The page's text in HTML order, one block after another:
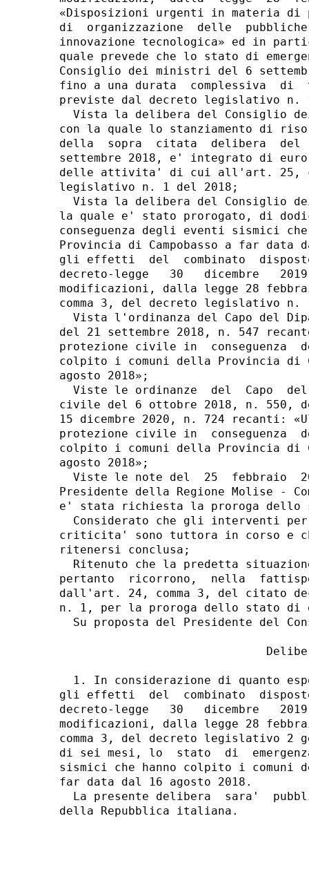
«Disposizioni urgenti in materia
di  organizzazione  delle
innovazione tecnologica» ed in
quale prevede che lo stato di
Consiglio dei ministri del 6
fino a una durata  complessiva
previste dal decreto legislativo n.
Vista la delibera del Consiglio
con la quale lo stanziamento di
della  sopra  citata  delibera
settembre 2018, e' integrato di
delle attivita' di cui all'art. 25,
legislativo n. 1 del 2018;
Vista la delibera del Consiglio
la quale e' stato prorogato, di
conseguenza degli eventi sismici
Provincia di Campobasso a far
gli effetti  del  combinato
decreto-legge   30   dicembre
modificazioni, dalla legge 28
comma 3, del decreto legislativo
Vista l'ordinanza del Capo del
del 21 settembre 2018, n. 547
protezione civile in  conseguenza
colpito i comuni della Provincia di
agosto 2018»;
Viste le ordinanze  del  Capo
civile del 6 ottobre 2018, n. 550,
15 dicembre 2020, n. 724
protezione civile in  conseguenza
colpito i comuni della Provincia di
agosto 2018»;
Viste le note del  25  febbraio
Presidente della Regione Molise -
e' stata richiesta la proroga dello
Considerato che gli interventi
criticita' sono tuttora in corso e
ritenersi conclusa;
Ritenuto che la predetta
pertanto  ricorrono,  nella
dall'art. 24, comma 3, del citato
n. 1, per la proroga dello stato di
Su proposta del Presidente del
1. In considerazione di quanto
gli effetti  del  combinato
decreto-legge   30   dicembre
modificazioni, dalla legge 28
comma 3, del decreto legislativo 2
di sei mesi, lo  stato  di
sismici che hanno colpito i comuni
far data dal 16 agosto 2018.
La presente delibera  sara'
della Repubblica italiana.